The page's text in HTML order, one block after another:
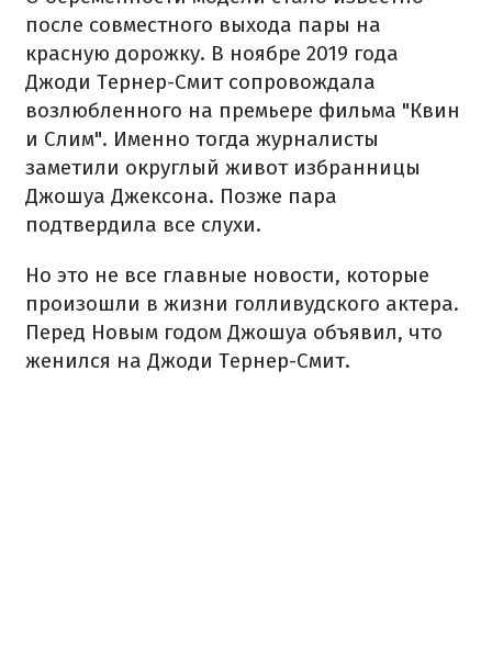
после совместного выхода пары на
красную дорожку. В ноябре 2019 года
Джоди Тернер-Смит сопровождала
возлюбленного на премьере фильма "Квин
и Слим". Именно тогда журналисты
заметили округлый живот избранницы
Джошуа Джексона. Позже пара
подтвердила все слухи.
Но это не все главные новости, которые
произошли в жизни голливудского актера.
Перед Новым годом Джошуа объявил, что
женился на Джоди Тернер-Смит.